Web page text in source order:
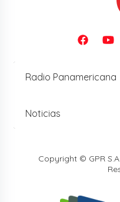
Radio Panamericana
Noticias
Copyright © GPR